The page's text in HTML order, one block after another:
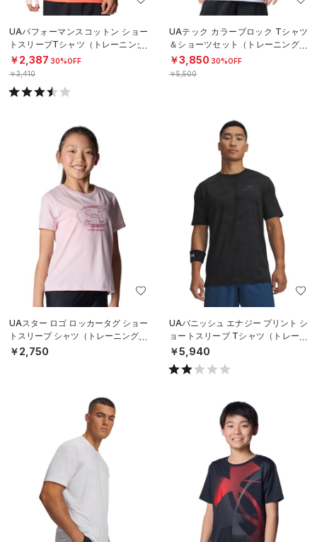
UAパフォーマンスコットン ショー
トスリーブTシャツ（トレーニング/
MEN）
￥2,387 30%OFF
￥3,410
UAテック カラーブロック Tシャツ
＆ショーツセット（トレーニング/B
OYS）
￥3,850 30%OFF
￥5,500
UAスター ロゴ ロッカータグ ショー
トスリーブ シャツ（トレーニング/G
IRLS）
￥2,750
UAバニッシュ エナジー プリント シ
ョートスリーブ Tシャツ（トレーニ
ング/MEN）
￥5,940